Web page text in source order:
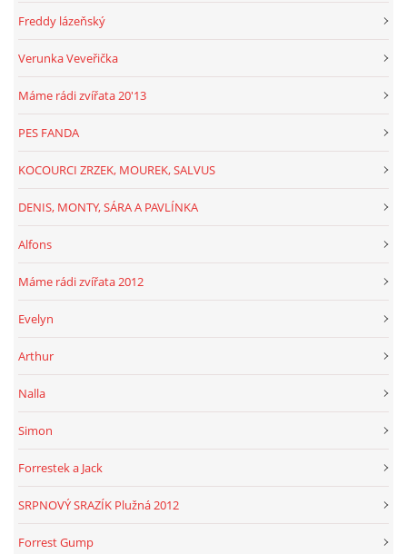
Freddy lázeňský
Verunka Veveřička
Máme rádi zvířata 20'13
PES FANDA
KOCOURCI ZRZEK, MOUREK, SALVUS
DENIS, MONTY, SÁRA A PAVLÍNKA
Alfons
Máme rádi zvířata 2012
Evelyn
Arthur
Nalla
Simon
Forrestek a Jack
SRPNOVÝ SRAZÍK Plužná 2012
Forrest Gump